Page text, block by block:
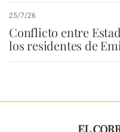
25/7/26
Conflicto entre
los residentes de